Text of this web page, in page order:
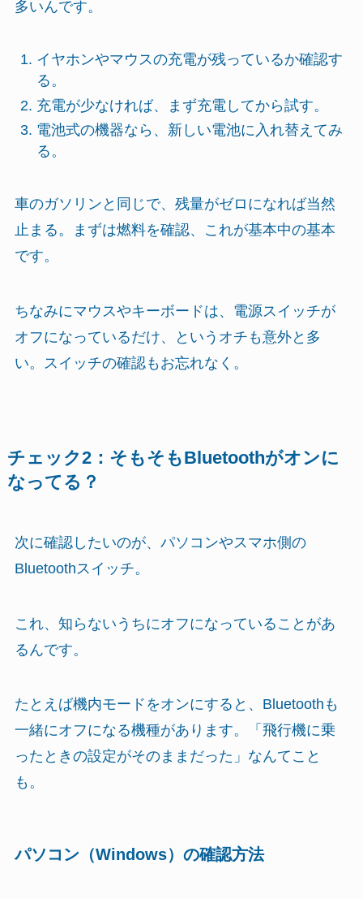
多いんです。
イヤホンやマウスの充電が残っているか確認す
る。
充電が少なければ、まず充電してから試す。
電池式の機器なら、新しい電池に入れ替えてみ
る。
車のガソリンと同じで、残量がゼロになれば当然
止まる。まずは燃料を確認、これが基本中の基本
です。
ちなみにマウスやキーボードは、電源スイッチが
オフになっているだけ、というオチも意外と多
い。スイッチの確認もお忘れなく。
チェック2：そもそもBluetoothがオンに
なってる？
次に確認したいのが、パソコンやスマホ側の
Bluetoothスイッチ。
これ、知らないうちにオフになっていることがあ
るんです。
たとえば機内モードをオンにすると、Bluetoothも
一緒にオフになる機種があります。「飛行機に乗
ったときの設定がそのままだった」なんてこと
も。
パソコン（Windows）の確認方法